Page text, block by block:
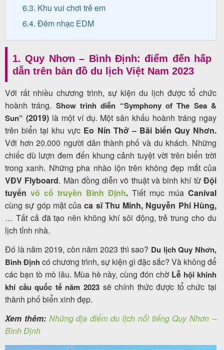
Về
Quy
Nhơn
Tourist
Cảm
nhận
khách
hàng
Tuyển
dụng
Liên
6.3. Khu vui chơi trẻ em
6.4. Đêm nhạc EDM
1. Quy Nhơn – Bình Định: điểm đến hấp
dẫn trên bản đồ du lịch Việt Nam 2023
Với rất nhiều chương trình, sự kiện du lịch được tổ chức
hoành tráng. Show trình diễn “Symphony of The Sea &
Sun” (2019)là một ví dụ. Một sân khấu hoành tráng ngay
trên biển tại khu vực Eo Nín Thở – Bãi biển Quy Nhơn.
Với hơn20.000 người dân thành phố và du khách. Những
chiếc dù lượn đem đến khung cảnh tuyệt vời trên biển trời
trong xanh. Những pha nhào lộn trên không đẹp mắt của
VĐV Flyboard. Màn đồng diễn võ thuật và binh khí từĐội
tuyển võ cổ truyền Bình Định. Tiết mục múa Canival
cùng sự góp mặt củaca sĩ Thu Minh, Nguyễn Phi Hùng,
… Tất cả đã tạo nên không khí sôi động, trẻ trung cho du
lịch tỉnh nhà.
Đó là năm 2019, còn năm 2023 thì sao? Du lịch Quy Nhơn,
Bình Định có chương trình, sự kiện gì đặc sắc? Và không để
các bạn tò mò lâu. Mùa hè này, cùng đón chờ Lễ hội khinh
khí cầu quốc tế năm 2023sẽ chính thức được tổ chức tại
thành phố biển xinh đẹp.
Xem thêm: Những địa điểm du lịch nổi tiếng Quy Nhơn –
Bình Định